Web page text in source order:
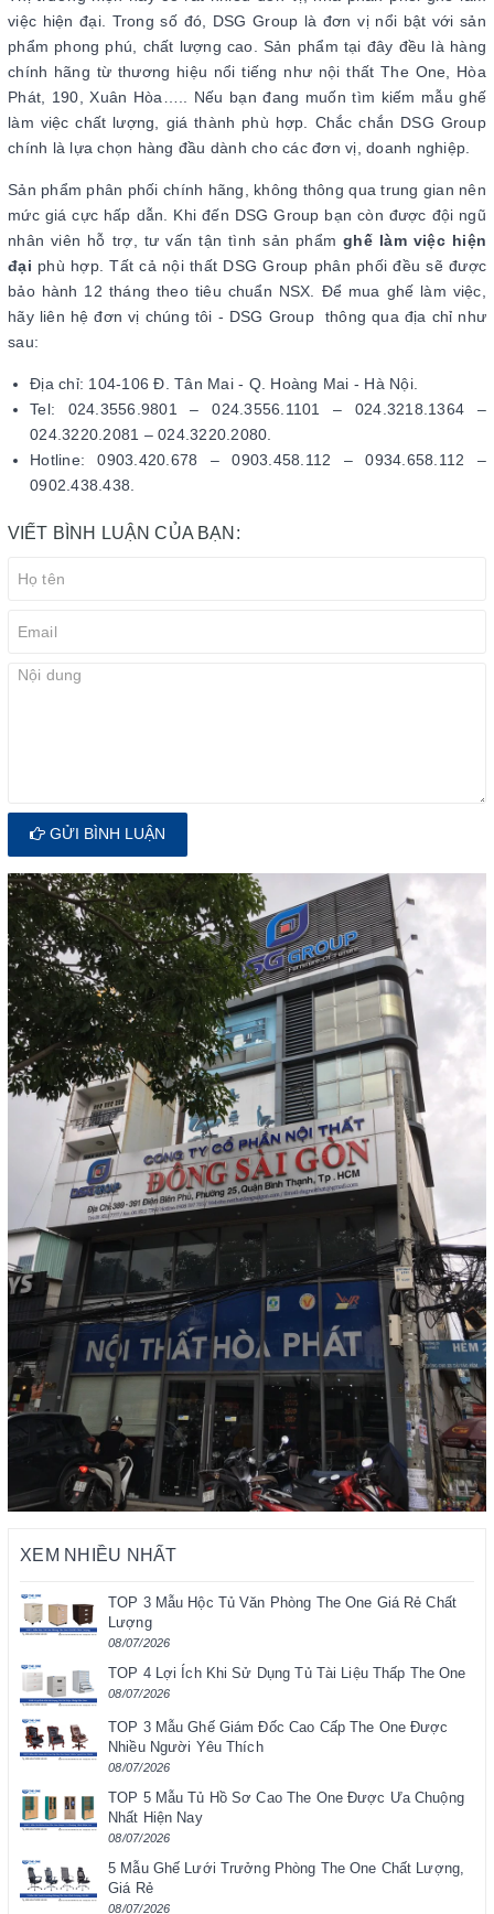
việc hiện đại. Trong số đó, DSG Group là đơn vị nổi bật với sản
phẩm phong phú, chất lượng cao. Sản phẩm tại đây đều là hàng
chính hãng từ thương hiệu nổi tiếng như nội thất The One, Hòa
Phát, 190, Xuân Hòa….. Nếu bạn đang muốn tìm kiếm mẫu ghế
làm việc chất lượng, giá thành phù hợp. Chắc chắn DSG Group
chính là lựa chọn hàng đầu dành cho các đơn vị, doanh nghiệp.
Sản phẩm phân phối chính hãng, không thông qua trung gian nên
mức giá cực hấp dẫn. Khi đến DSG Group bạn còn được đội ngũ
nhân viên hỗ trợ, tư vấn tận tình sản phẩmghế làm việc hiện
đại phù hợp. Tất cả nội thất DSG Group phân phối đều sẽ được
bảo hành 12 tháng theo tiêu chuẩn NSX. Để mua ghế làm việc,
hãy liên hệ đơn vị chúng tôi - DSG Group thông qua địa chỉ như
sau:
Địa chỉ: 104-106 Đ. Tân Mai - Q. Hoàng Mai - Hà Nội.
Tel: 024.3556.9801 – 024.3556.1101 – 024.3218.1364 –
024.3220.2081 – 024.3220.2080.
Hotline: 0903.420.678 – 0903.458.112 – 0934.658.112 –
0902.438.438.
VIẾT BÌNH LUẬN CỦA BẠN:
GỬI BÌNH LUẬN
XEM NHIỀU NHẤT
TOP 3 Mẫu Hộc Tủ Văn Phòng The One Giá Rẻ Chất
Lượng
08/07/2026
TOP 4 Lợi Ích Khi Sử Dụng Tủ Tài Liệu Thấp The One
08/07/2026
TOP 3 Mẫu Ghế Giám Đốc Cao Cấp The One Được
Nhiều Người Yêu Thích
08/07/2026
TOP 5 Mẫu Tủ Hồ Sơ Cao The One Được Ưa Chuộng
Nhất Hiện Nay
08/07/2026
5 Mẫu Ghế Lưới Trưởng Phòng The One Chất Lượng,
Giá Rẻ
08/07/2026